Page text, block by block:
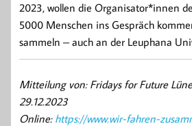
2023, wollen die Organisator*innen
5000 Menschen ins Gespräch
sammeln – auch an der Leuphana
Mitteilung von: Fridays for Future
29.12.2023
Online: https://www.wir-fahren-